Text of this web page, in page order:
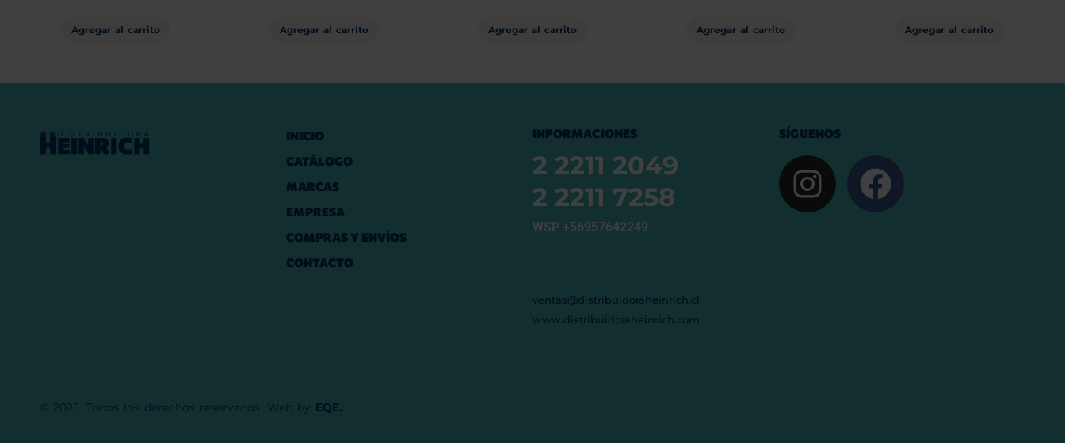
Agregar al carrito Agregar al carrito Agregar al carrito Agregar al carrito Agregar al carrito
INICIO
CATÁLOGO
MARCAS
EMPRESA
COMPRAS Y ENVÍOS
CONTACTO
INFORMACIONES
2 2211 2049
2 2211 7258
WSP +56957642249
ventas@distribuidoraheinrich.cl
www.distribuidoraheinrich.com
SÍGUENOS
© 2025. Todos los derechos reservados. Web by EQE.